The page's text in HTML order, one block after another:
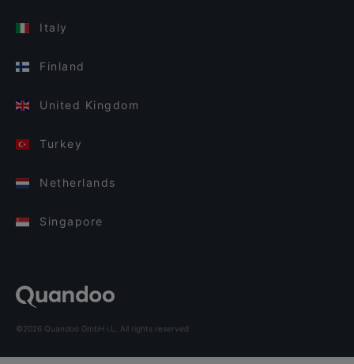
Italy
Finland
United Kingdom
Turkey
Netherlands
Singapore
©2026 Quandoo GmbH i.L. All rights reserved